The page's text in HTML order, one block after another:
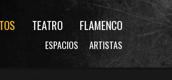
TEATRO FLAMENCO
ESPACIOS ARTISTAS